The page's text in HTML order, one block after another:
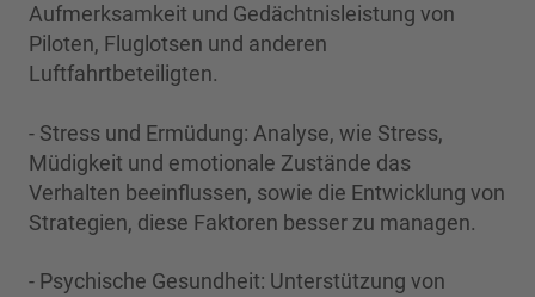
Aufmerksamkeit und Gedächtnisleistung von
Piloten, Fluglotsen und anderen
Luftfahrtbeteiligten.
- Stress und Ermüdung: Analyse, wie Stress,
Müdigkeit und emotionale Zustände das
Verhalten beeinflussen, sowie die Entwicklung von
Strategien, diese Faktoren besser zu managen.
- Psychische Gesundheit: Unterstützung von